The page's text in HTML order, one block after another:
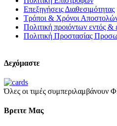
Επεξηγήσεις Διαθεσιμότητας
Τρόποι & Χρόνοι
Πολιτική προιόντων εντός &
Πολιτική Προστασίας
Δεχόμαστε
Όλες οι τιμές συμπεριλαμβάνουν
Βρειτε Μας